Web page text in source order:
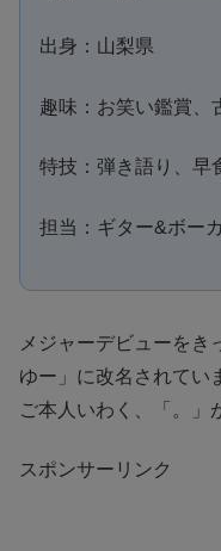
出身：山梨県
趣味：お笑い鑑賞、
特技：弾き語り、早
担当：ギター&ボー
メジャーデビューをき
ゆー」に改名されてい
ご本人いわく、「。」
スポンサーリンク